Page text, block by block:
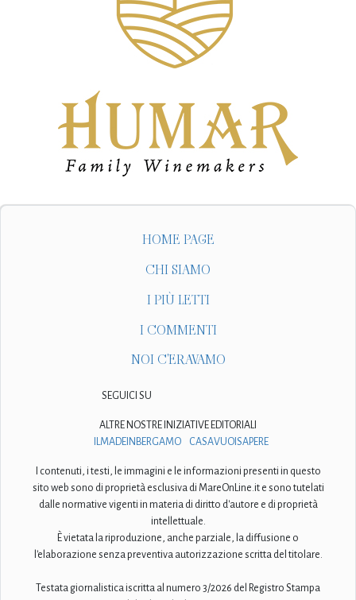
HOME PAGE
CHI SIAMO
I PIÙ LETTI
I COMMENTI
NOI C'ERAVAMO
SEGUICI SU
ALTRE NOSTRE INIZIATIVE EDITORIALI
ILMADEINBERGAMO
CASAVUOISAPERE
I contenuti, i testi, le immagini e le informazioni presenti in questo
sito web sono di proprietà esclusiva di MareOnLine.it e sono tutelati
dalle normative vigenti in materia di diritto d'autore e di proprietà
intellettuale.
È vietata la riproduzione, anche parziale, la diffusione o
l'elaborazione senza preventiva autorizzazione scritta del titolare.
Testata giornalistica iscritta al numero 3/2026 del Registro Stampa